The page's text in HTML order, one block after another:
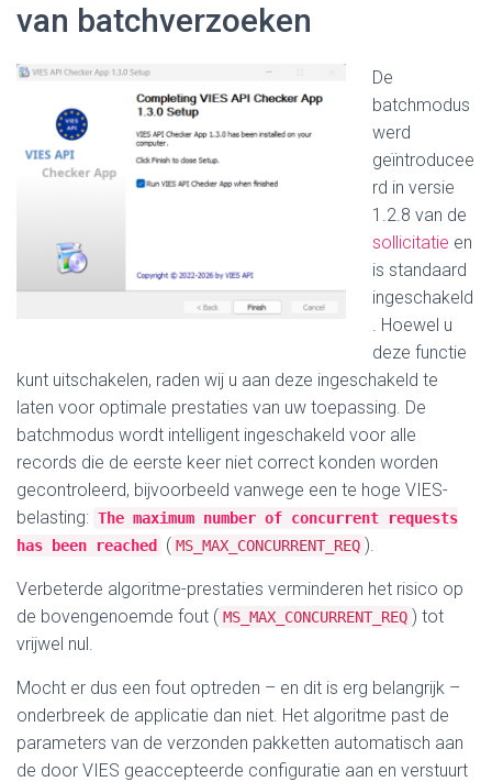
van batchverzoeken
De
batchmodus
werd
geïntroducee
rd in versie
1.2.8 van de
sollicitatie en
is standaard
ingeschakeld
. Hoewel u
deze functie
kunt uitschakelen, raden wij u aan deze ingeschakeld te
laten voor optimale prestaties van uw toepassing. De
batchmodus wordt intelligent ingeschakeld voor alle
records die de eerste keer niet correct konden worden
gecontroleerd, bijvoorbeeld vanwege een te hoge VIES-
belasting: The maximum number of concurrent requests
has been reached
( MS_MAX_CONCURRENT_REQ ).
Verbeterde algoritme-prestaties verminderen het risico op
de bovengenoemde fout ( MS_MAX_CONCURRENT_REQ ) tot
vrijwel nul.
Mocht er dus een fout optreden – en dit is erg belangrijk –
onderbreek de applicatie dan niet. Het algoritme past de
parameters van de verzonden pakketten automatisch aan
de door VIES geaccepteerde configuratie aan en verstuurt